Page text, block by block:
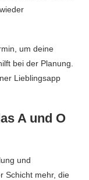
um deine
bei der Planung.
Lieblingsapp
A und O
und
Schicht mehr, die